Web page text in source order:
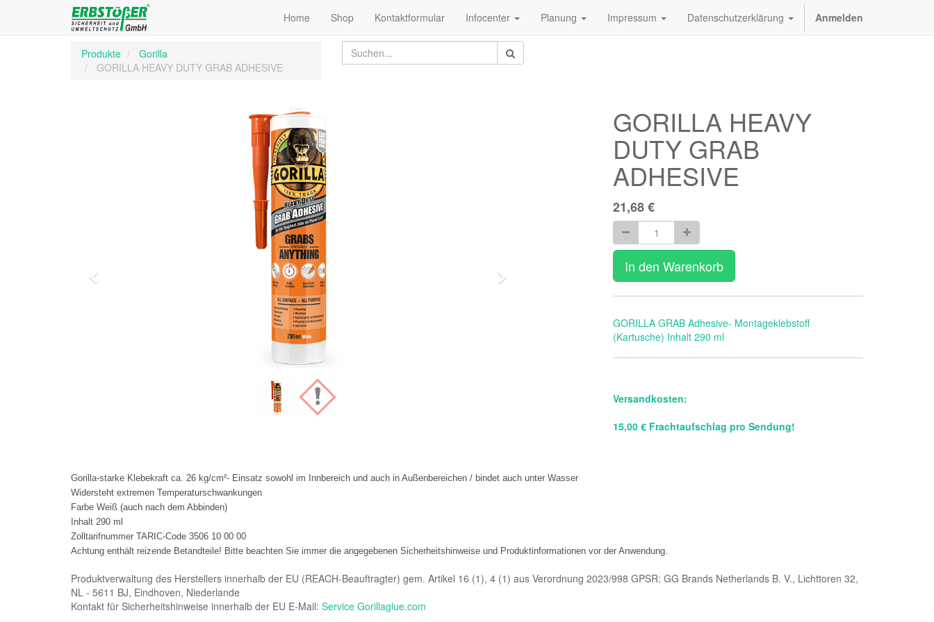
Home Shop Kontaktformular Infocenter Planung Impressum Datenschutzerklärung Anmelden
Produkte
Gorilla
GORILLA HEAVY DUTY GRAB ADHESIVE
Weiter
GORILLA HEAVY
DUTY GRAB
ADHESIVE
21,68€
In den Warenkorb
GORILLA GRAB Adhesive- Montageklebstoff
(Kartusche) Inhalt 290 ml
Versandkosten:
15,00 € Frachtaufschlag pro Sendung!
Gorilla-starke Klebekraft ca. 26 kg/cm²- Einsatz sowohl im Innbereich und auch in Außenbereichen / bindet auch unter Wasser
Widersteht extremen Temperaturschwankungen
Farbe Weiß (auch nach dem Abbinden)
Inhalt 290 ml
Zolltarifnummer TARIC-Code 3506 10 00 00
Achtung enthält reizende Betandteile! Bitte beachten Sie immer die angegebenen Sicherheitshinweise und Produktinformationen vor der Anwendung.
Produktverwaltung des Herstellers innerhalb der EU (REACH-Beauftragter) gem. Artikel 16 (1), 4 (1) aus Verordnung 2023/998 GPSR: GG Brands Netherlands B. V., Lichttoren 32,
NL - 5611 BJ, Eindhoven, Niederlande
Kontakt für Sicherheitshinweise innerhalb der EU E-Mail: Service Gorillaglue.com